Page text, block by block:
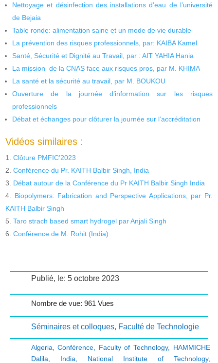
Nettoyage et désinfection des installations d’eau de l’université
de Bejaia
Table ronde: alimentation saine et un mode de vie durable
La prévention des risques professionnels, par: KAIBA Kamel
Santé, Sécurité et Dignité au Travail, par : AIT YAHIA Hania
La mission de la CNAS face aux risques pros, par M. KHIMA
La santé et la sécurité au travail, par M. BOUKOU
Ouverture de la journée d’information sur les risques
professionnels
Débat et échanges pour clôturer la journée sur l’accréditation
Vidéos similaires :
Clôture PMFIC’2023
Conférence du Pr. KAITH Balbir Singh, India
Débat autour de la Conférence du Pr KAITH Balbir Singh India
Biopolymers: Fabrication and Perspective Applications, par Pr.
KAITH Balbir Singh
Taro strach based smart hydrogel par Anjali Singh
Conférence de M. Rohit (India)
Publié, le: 5 octobre 2023
Nombre de vue: 961 Vues
Séminaires et colloques, Faculté de Technologie
Algeria ,Conférence Faculty of Technology, HAMMICHE
Dalila
India National Institute of Technology,